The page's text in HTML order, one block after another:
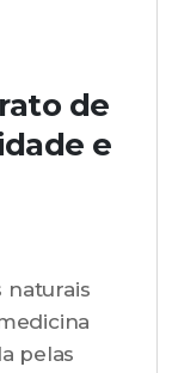
de
e
naturais
pelas